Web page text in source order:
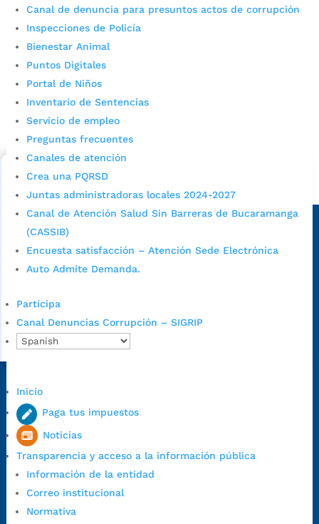
Canal de denuncia para presuntos actos de corrupción
Inspecciones de Policía
Bienestar Animal
Puntos Digitales
Portal de Niños
Inventario de Sentencias
Servicio de empleo
Preguntas frecuentes
Canales de atención
Crea una PQRSD
Juntas administradoras locales 2024-2027
Canal de Atención Salud Sin Barreras de Bucaramanga
(CASSIB)
Encuesta satisfacción – Atención Sede Electrónica
Auto Admite Demanda.
Participa
Canal Denuncias Corrupción – SIGRIP
Inicio
Paga tus impuestos
Noticias
Transparencia y acceso a la información pública
Información de la entidad
Correo institucional
Normativa
Cupos Escolares Bucaramanga 2022
Consulta aqui los pasos para inscribirse y solicitar un
cupo escolar en los colegios oficiales de
Bucaramanga.
Alcaldía de Bucaramanga
Sede principal
Dirección Fase I:
Colombia.
Dirección Fase II:
Colombia
Código Postal:
680006. Código Dane: 68001.